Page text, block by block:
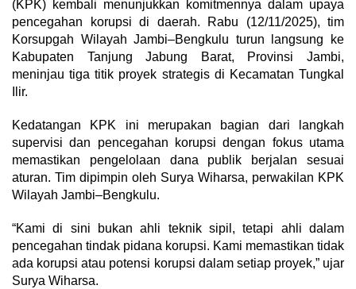
(KPK) kembali menunjukkan komitmennya dalam upaya
pencegahan korupsi di daerah. Rabu (12/11/2025), tim
Korsupgah Wilayah Jambi–Bengkulu turun langsung ke
Kabupaten Tanjung Jabung Barat, Provinsi Jambi,
meninjau tiga titik proyek strategis di Kecamatan Tungkal
Ilir.
Kedatangan KPK ini merupakan bagian dari langkah
supervisi dan pencegahan korupsi dengan fokus utama
memastikan pengelolaan dana publik berjalan sesuai
aturan. Tim dipimpin oleh Surya Wiharsa, perwakilan KPK
Wilayah Jambi–Bengkulu.
“Kami di sini bukan ahli teknik sipil, tetapi ahli dalam
pencegahan tindak pidana korupsi. Kami memastikan tidak
ada korupsi atau potensi korupsi dalam setiap proyek,” ujar
Surya Wiharsa.